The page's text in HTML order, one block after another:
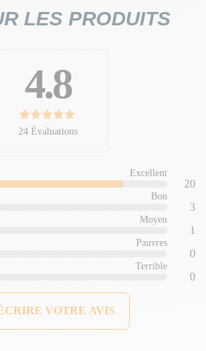
LES PRODUITS
4.8
24 Évaluations
Excellent
20
Bon
3
Moyen
1
Pauvres
0
Terrible
0
VOTRE AVIS